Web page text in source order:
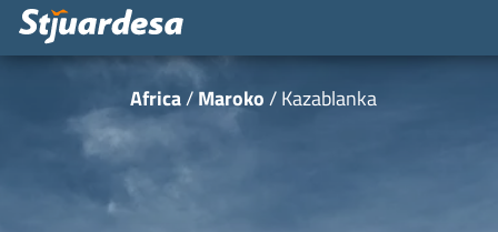
Africa Maroko Kazablanka